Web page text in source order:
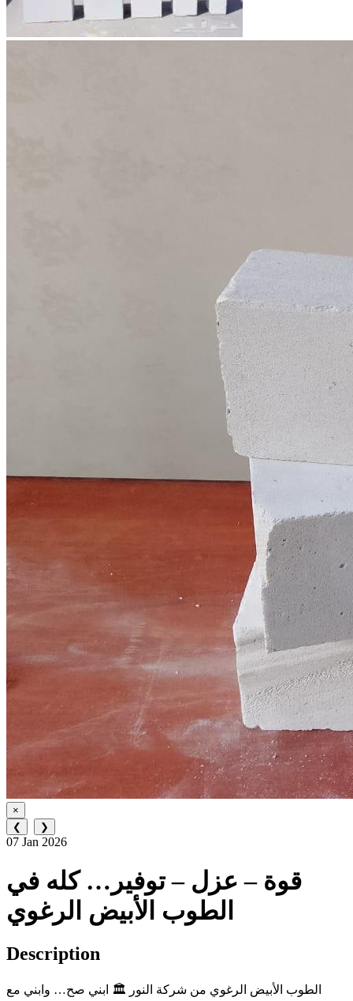
×
❮
❯
07 Jan 2026
قوة – عزل – توفير… كله في
الطوب الأبيض الرغوي
Description
الطوب الأبيض الرغوي من شركة النور 🏛️ ابني صح… وابني مع